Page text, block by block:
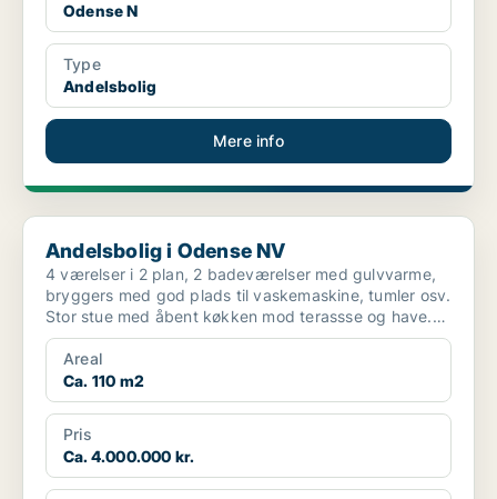
Odense N
Type
Andelsbolig
Mere info
Andelsbolig i Odense NV
Andelsbolig i Odense NV
4 værelser i 2 plan, 2 badeværelser med gulvvarme,
bryggers med god plads til vaskemaskine, tumler osv.
Stor stue med åbent køkken mod terassse og have.
Stu...
Areal
Ca. 110 m2
Pris
Ca. 4.000.000 kr.